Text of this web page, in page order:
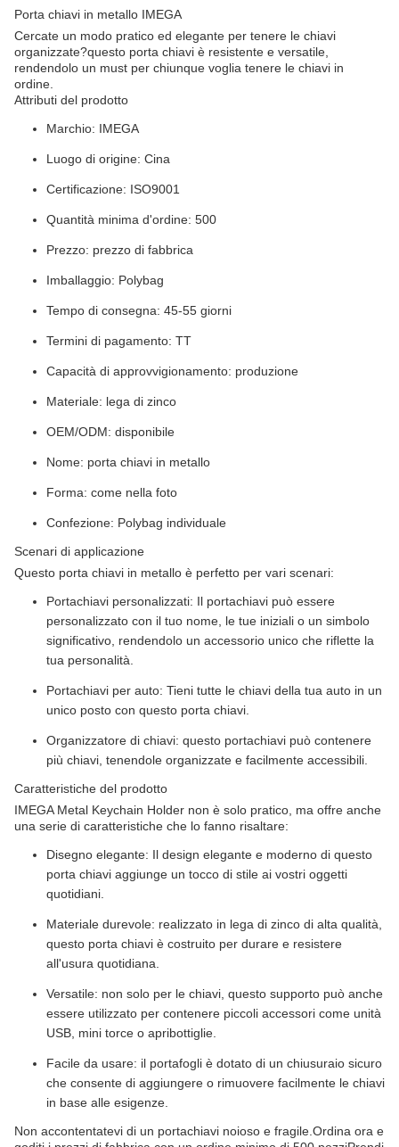
Porta chiavi in metallo IMEGA
Cercate un modo pratico ed elegante per tenere le chiavi
organizzate?questo porta chiavi è resistente e versatile,
rendendolo un must per chiunque voglia tenere le chiavi in
ordine.
Attributi del prodotto
Marchio: IMEGA
Luogo di origine: Cina
Certificazione: ISO9001
Quantità minima d'ordine: 500
Prezzo: prezzo di fabbrica
Imballaggio: Polybag
Tempo di consegna: 45-55 giorni
Termini di pagamento: TT
Capacità di approvvigionamento: produzione
Materiale: lega di zinco
OEM/ODM: disponibile
Nome: porta chiavi in metallo
Forma: come nella foto
Confezione: Polybag individuale
Scenari di applicazione
Questo porta chiavi in metallo è perfetto per vari scenari:
Portachiavi personalizzati: Il portachiavi può essere
personalizzato con il tuo nome, le tue iniziali o un simbolo
significativo, rendendolo un accessorio unico che riflette la
tua personalità.
Portachiavi per auto: Tieni tutte le chiavi della tua auto in un
unico posto con questo porta chiavi.
Organizzatore di chiavi: questo portachiavi può contenere
più chiavi, tenendole organizzate e facilmente accessibili.
Caratteristiche del prodotto
IMEGA Metal Keychain Holder non è solo pratico, ma offre anche
una serie di caratteristiche che lo fanno risaltare:
Disegno elegante: Il design elegante e moderno di questo
porta chiavi aggiunge un tocco di stile ai vostri oggetti
quotidiani.
Materiale durevole: realizzato in lega di zinco di alta qualità,
questo porta chiavi è costruito per durare e resistere
all'usura quotidiana.
Versatile: non solo per le chiavi, questo supporto può anche
essere utilizzato per contenere piccoli accessori come unità
USB, mini torce o apribottiglie.
Facile da usare: il portafogli è dotato di un chiusuraio sicuro
che consente di aggiungere o rimuovere facilmente le chiavi
in base alle esigenze.
Non accontentatevi di un portachiavi noioso e fragile.Ordina ora e